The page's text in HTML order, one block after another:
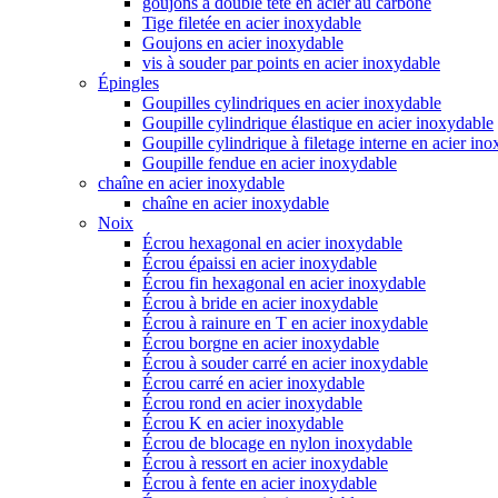
Tige filetée en acier inoxydable
Goujons en acier inoxydable
vis à souder par points en acier inoxydable
Épingles
Goupilles cylindriques en acier inoxydable
Goupille cylindrique élastique en acier inoxydable
Goupille cylindrique à filetage interne en acier
Goupille fendue en acier inoxydable
chaîne en acier inoxydable
chaîne en acier inoxydable
Noix
Écrou hexagonal en acier inoxydable
Écrou épaissi en acier inoxydable
Écrou fin hexagonal en acier inoxydable
Écrou à bride en acier inoxydable
Écrou à rainure en T en acier inoxydable
Écrou borgne en acier inoxydable
Écrou à souder carré en acier inoxydable
Écrou carré en acier inoxydable
Écrou rond en acier inoxydable
Écrou K en acier inoxydable
Écrou de blocage en nylon inoxydable
Écrou à ressort en acier inoxydable
Écrou à fente en acier inoxydable